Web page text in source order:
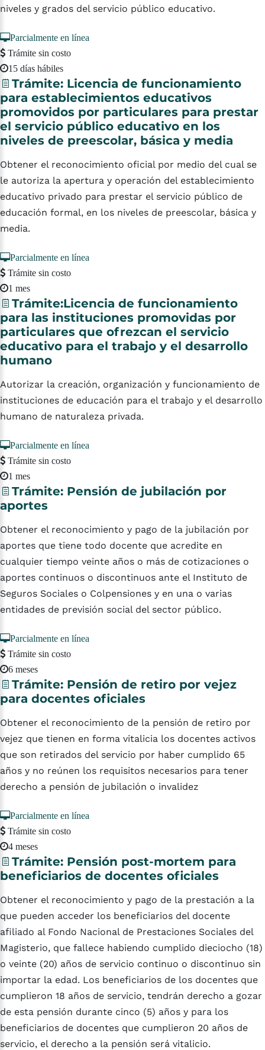
niveles y grados del servicio público educativo.
Parcialmente en línea
Trámite sin costo
15 días hábiles
Trámite: Licencia de funcionamiento
para establecimientos educativos
promovidos por particulares para prestar
el servicio público educativo en los
niveles de preescolar, básica y media
Obtener el reconocimiento oficial por medio del cual se
le autoriza la apertura y operación del establecimiento
educativo privado para prestar el servicio público de
educación formal, en los niveles de preescolar, básica y
media.
Parcialmente en línea
Trámite sin costo
1 mes
Trámite:Licencia de funcionamiento
para las instituciones promovidas por
particulares que ofrezcan el servicio
educativo para el trabajo y el desarrollo
humano
Autorizar la creación, organización y funcionamiento de
instituciones de educación para el trabajo y el desarrollo
humano de naturaleza privada.
Parcialmente en línea
Trámite sin costo
1 mes
Trámite: Pensión de jubilación por
aportes
Obtener el reconocimiento y pago de la jubilación por
aportes que tiene todo docente que acredite en
cualquier tiempo veinte años o más de cotizaciones o
aportes continuos o discontinuos ante el Instituto de
Seguros Sociales o Colpensiones y en una o varias
entidades de previsión social del sector público.
Parcialmente en línea
Trámite sin costo
6 meses
Trámite: Pensión de retiro por vejez
para docentes oficiales
Obtener el reconocimiento de la pensión de retiro por
vejez que tienen en forma vitalicia los docentes activos
que son retirados del servicio por haber cumplido 65
años y no reúnen los requisitos necesarios para tener
derecho a pensión de jubilación o invalidez
Parcialmente en línea
Trámite sin costo
4 meses
Trámite: Pensión post-mortem para
beneficiarios de docentes oficiales
Obtener el reconocimiento y pago de la prestación a la
que pueden acceder los beneficiarios del docente
afiliado al Fondo Nacional de Prestaciones Sociales del
Magisterio, que fallece habiendo cumplido dieciocho (18)
o veinte (20) años de servicio continuo o discontinuo sin
importar la edad. Los beneficiarios de los docentes que
cumplieron 18 años de servicio, tendrán derecho a gozar
de esta pensión durante cinco (5) años y para los
beneficiarios de docentes que cumplieron 20 años de
servicio, el derecho a la pensión será vitalicio.